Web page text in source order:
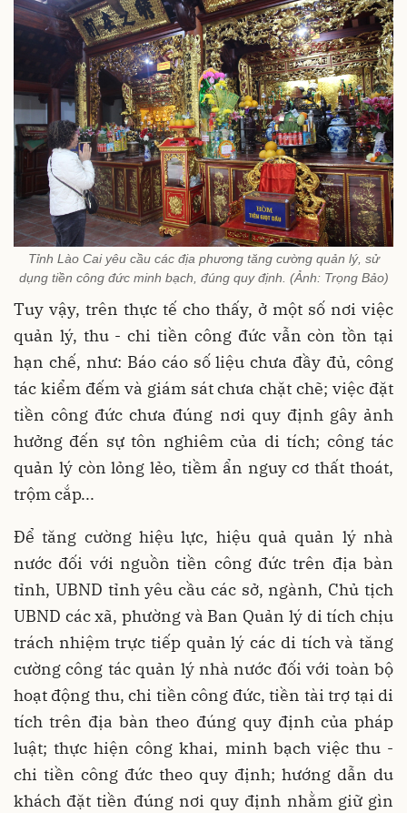
Tỉnh Lào Cai yêu cầu các địa phương tăng cường quản lý, sử
dụng tiền công đức minh bạch, đúng quy định. (Ảnh: Trọng Bảo)
Tuy vậy, trên thực tế cho thấy, ở một số nơi việc
quản lý, thu - chi tiền công đức vẫn còn tồn tại
hạn chế, như: Báo cáo số liệu chưa đầy đủ, công
tác kiểm đếm và giám sát chưa chặt chẽ; việc đặt
tiền công đức chưa đúng nơi quy định gây ảnh
hưởng đến sự tôn nghiêm của di tích; công tác
quản lý còn lỏng lẻo, tiềm ẩn nguy cơ thất thoát,
trộm cắp...
Để tăng cường hiệu lực, hiệu quả quản lý nhà
nước đối với nguồn tiền công đức trên địa bàn
tỉnh, UBND tỉnh yêu cầu các sở, ngành, Chủ tịch
UBND các xã, phường và Ban Quản lý di tích chịu
trách nhiệm trực tiếp quản lý các di tích và tăng
cường công tác quản lý nhà nước đối với toàn bộ
hoạt động thu, chi tiền công đức, tiền tài trợ tại di
tích trên địa bàn theo đúng quy định của pháp
luật; thực hiện công khai, minh bạch việc thu -
chi tiền công đức theo quy định; hướng dẫn du
khách đặt tiền đúng nơi quy định nhằm giữ gìn